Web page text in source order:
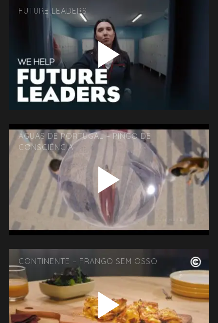
FUTURE LEADERS
ÁGUAS DE PORTUGAL – PINGO DE
CONSCIÊNCIA
CONTINENTE – FRANGO SEM OSSO